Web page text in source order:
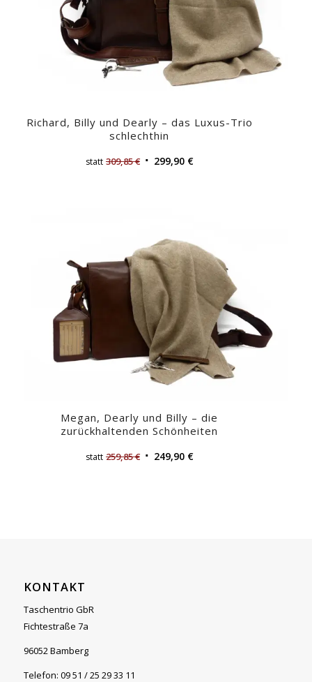
Richard, Billy und Dearly – das Luxus-Trio
schlechthin
statt 309,85€ 299,90 €
Megan, Dearly und Billy – die
zurückhaltenden Schönheiten
statt 259,85€ 249,90 €
KONTAKT
Taschentrio GbR
Fichtestraße 7a
96052 Bamberg
Telefon: 09 51 / 25 29 33 11